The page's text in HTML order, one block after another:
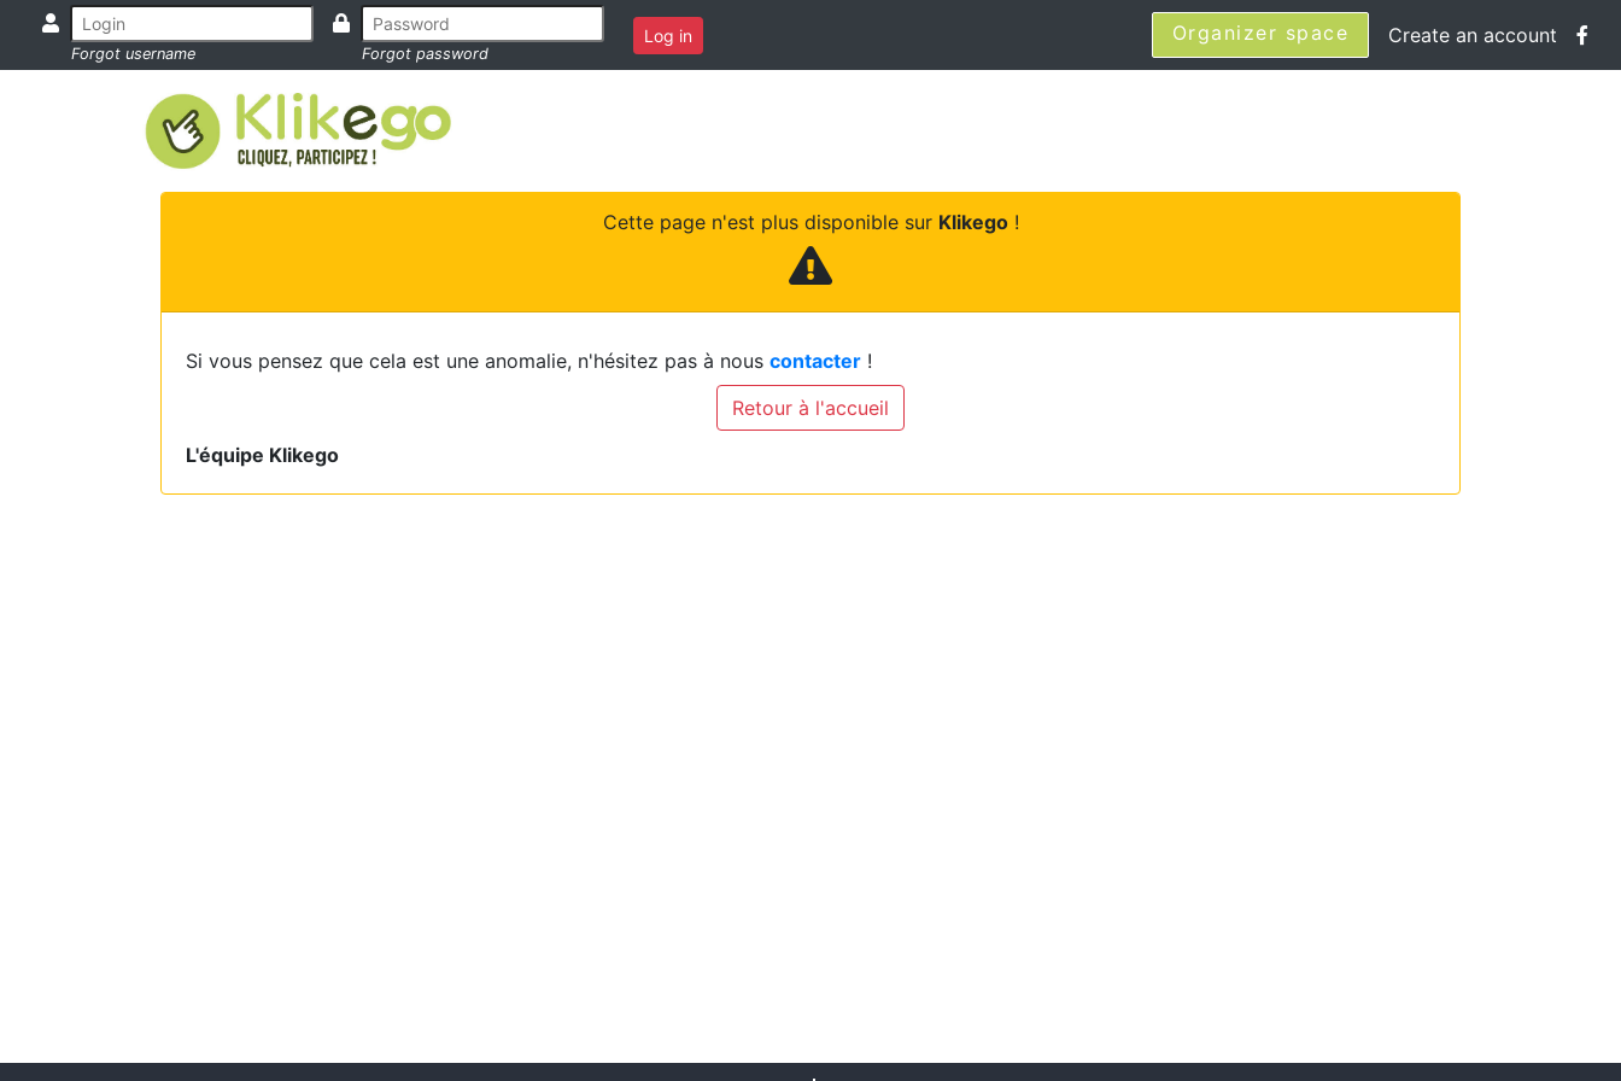
Forgot username Forgot password
Log in Organizer space Create an account
Cette page n'est plus disponible sur Klikego!
Si vous pensez que cela est une anomalie, n'hésitez pas à nous contacter !
Retour à l'accueil
L'équipe Klikego